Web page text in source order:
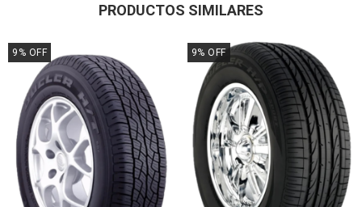
PRODUCTOS SIMILARES
9 % OFF 9% OFF